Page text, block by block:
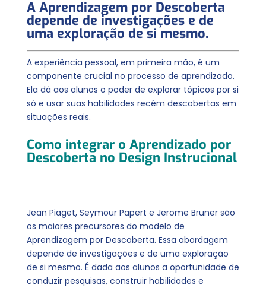
A Aprendizagem por Descoberta
depende de investigações e de
uma exploração de si mesmo.
A experiência pessoal, em primeira mão, é um
componente crucial no processo de aprendizado.
Ela dá aos alunos o poder de explorar tópicos por si
só e usar suas habilidades recém descobertas em
situações reais.
Como integrar o Aprendizado por
Descoberta no Design Instrucional
Jean Piaget, Seymour Papert e Jerome Bruner são
os maiores precursores do modelo de
Aprendizagem por Descoberta. Essa abordagem
depende de investigações e de uma exploração
de si mesmo. É dada aos alunos a oportunidade de
conduzir pesquisas, construir habilidades e